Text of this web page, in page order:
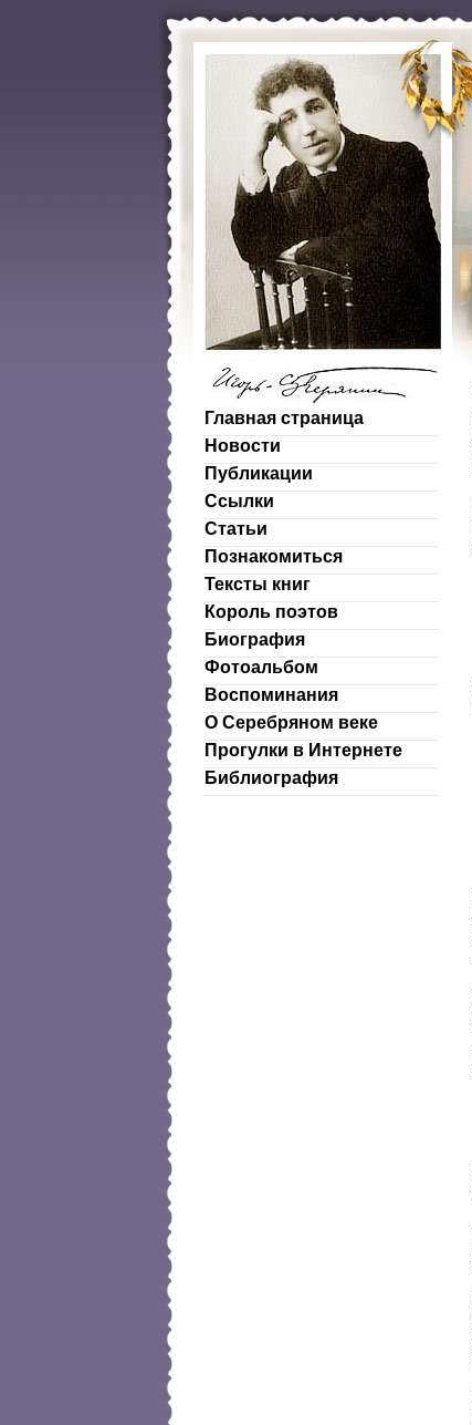
Главная страница
Новости
Публикации
Ссылки
Статьи
Познакомиться
Тексты книг
Король поэтов
Биография
Фотоальбом
Воспоминания
О Серебряном веке
Прогулки в Интернете
Библиография